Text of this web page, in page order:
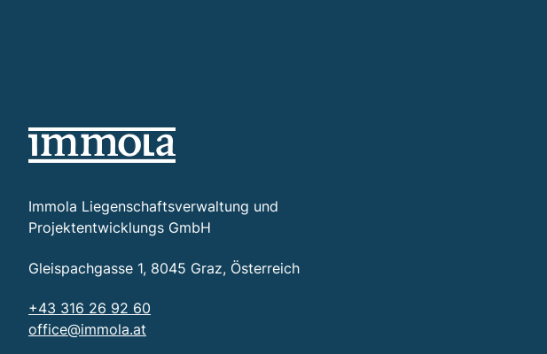
Immola Liegenschaftsverwaltung und
Projektentwicklungs GmbH
Gleispachgasse 1, 8045 Graz, Österreich
+43 316 26 92 60
office@immola.at